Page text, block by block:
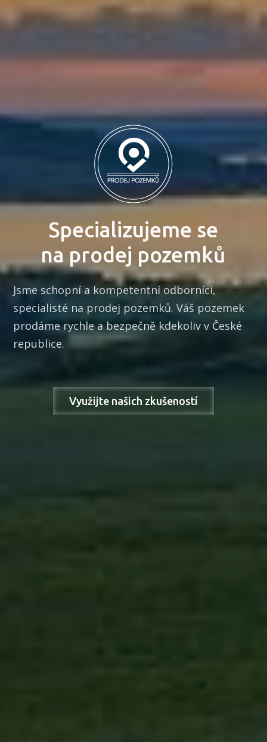
Specializujeme se
na prodej pozemků
Jsme schopní a kompetentní odborníci,
specialisté na prodej pozemků. Váš pozemek
prodáme rychle a bezpečně kdekoliv v České
republice.
Využijte našich zkušeností